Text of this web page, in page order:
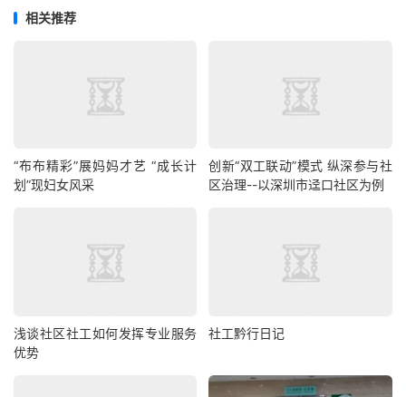
相关推荐
“布布精彩”展妈妈才艺 “成长计
划”现妇女风采
创新“双工联动”模式 纵深参与社
区治理--以深圳市迳口社区为例
浅谈社区社工如何发挥专业服务
优势
社工黔行日记